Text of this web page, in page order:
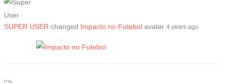
SUPER USER changed Impacto no Futebol avatar 4 years ago